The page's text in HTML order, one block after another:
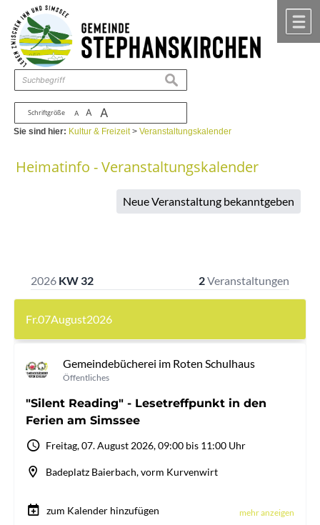
Zum Inhalt ,zur Navigation
Schriftgröße A A A
suchen
Sie sind hier: Kultur & Freizeit>Veranstaltungskalender
Heimatinfo - Veranstaltungskalender